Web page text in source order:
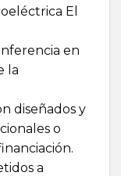
El
en
la
diseñados y
o
a